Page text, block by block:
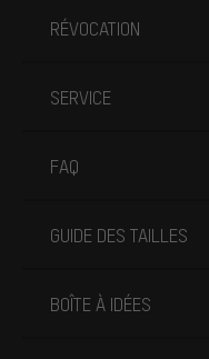
RÉVOCATION
SERVICE
FAQ
GUIDE DES TAILLES
BOÎTE À IDÉES